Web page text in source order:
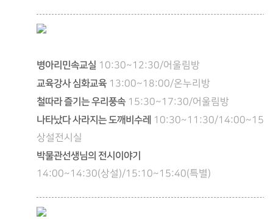
병아리민속교실 10:30~12:30/어울림방
교육강사 심화교육 13:00~18:00/온누리방
철따라 즐기는 우리풍속 15:30~17:30/어울림방
나타났다 사라지는 도깨비수레
10:30~11:30/
상설전시실
박물관선생님의 전시이야기
14:00~14:30(상설)/15:10~15:40(특별)